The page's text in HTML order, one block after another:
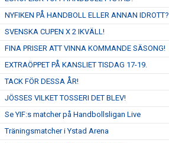
NYFIKEN PÅ HANDBOLL ELLER ANNAN IDROTT?
SVENSKA CUPEN X 2 IKVÄLL!
FINA PRISER ATT VINNA KOMMANDE SÄSONG!
EXTRAÖPPET PÅ KANSLIET TISDAG 17-19.
TACK FÖR DESSA ÅR!
JÖSSES VILKET TOSSERI DET BLEV!
Se YIF:s matcher på Handbollsligan Live
Träningsmatcher i Ystad Arena